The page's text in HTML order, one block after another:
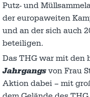
Putz- und
der europaweiten
und an der sich auch
beteiligen.
Das THG war mit den
Jahrgangs von Frau
Aktion dabei – mit